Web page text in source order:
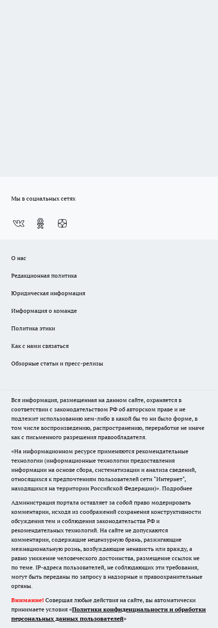
Мы в социальных сетях
О нас
Редакционная политика
Юридическая информация
Информация о команде
Политика этики
Как с нами связаться
Обзорные статьи и пресс-релизы
Вся информация, размещенная на данном сайте, охраняется в
соответствии с законодательством РФ об авторском праве и не
подлежит использованию кем-либо в какой бы то ни было форме, в
том числе воспроизведению, распространению, переработке не иначе
как с письменного разрешения правообладателя.
«На информационном ресурсе применяются рекомендательные
технологии (информационные технологии предоставления
информации на основе сбора, систематизации и анализа сведений,
относящихся к предпочтениям пользователей сети "Интернет",
находящихся на территории Российской Федерации)». Подробнее
Администрация портала оставляет за собой право модерировать
комментарии, исходя из соображений сохранения конструктивности
обсуждения тем и соблюдения законодательства РФ и
рекомендательных технологий. На сайте не допускаются
комментарии, содержащие нецензурную брань, разжигающие
межнациональную рознь, возбуждающие ненависть или вражду, а
равно унижение человеческого достоинства, размещение ссылок не
по теме. IP-адреса пользователей, не соблюдающих эти требования,
могут быть переданы по запросу в надзорные и правоохранительные
органы.
Внимание! Совершая любые действия на сайте, вы автоматически
принимаете условия «Политики конфиденциальности и обработки
персональных данных пользователей»